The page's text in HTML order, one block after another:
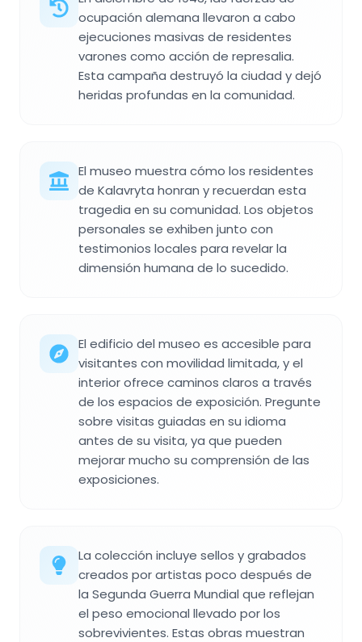
ocupación alemana llevaron a cabo
ejecuciones masivas de residentes
varones como acción de represalia.
Esta campaña destruyó la ciudad y dejó
heridas profundas en la comunidad.
El museo muestra cómo los residentes
de Kalavryta honran y recuerdan esta
tragedia en su comunidad. Los objetos
personales se exhiben junto con
testimonios locales para revelar la
dimensión humana de lo sucedido.
El edificio del museo es accesible para
visitantes con movilidad limitada, y el
interior ofrece caminos claros a través
de los espacios de exposición. Pregunte
sobre visitas guiadas en su idioma
antes de su visita, ya que pueden
mejorar mucho su comprensión de las
exposiciones.
La colección incluye sellos y grabados
creados por artistas poco después de
la Segunda Guerra Mundial que reflejan
el peso emocional llevado por los
sobrevivientes. Estas obras muestran